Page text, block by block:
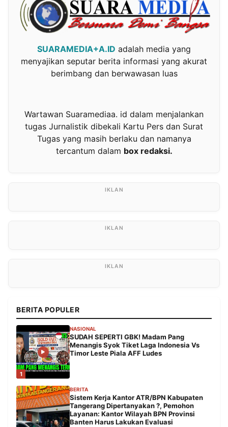
SUARAMEDIA+A.ID adalah media yang
menyajikan seputar berita informasi yang akurat
berimbang dan berwawasan luas
Wartawan Suaramediaa. id dalam menjalankan
tugas Jurnalistik dibekali Kartu Pers dan Surat
Tugas yang masih berlaku dan namanya
tercantum dalam box redaksi.
BERITA POPULER
1
NASIONAL
SUDAH SEPERTI GBK! Madam Pang
Menangis Syok Tiket Laga Indonesia Vs
Timor Leste Piala AFF Ludes
BERITA
Sistem Kerja Kantor ATR/BPN Kabupaten
Tangerang Dipertanyakan ?, Pemohon
Layanan: Kantor Wilayah BPN Provinsi
Banten Harus Lakukan Evaluasi